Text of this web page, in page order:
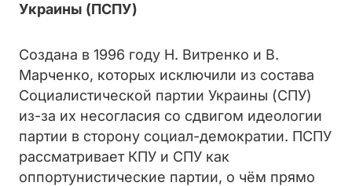
Украины (ПСПУ)
Создана в 1996 году Н. Витренко и В.
Марченко, которых исключили из состава
Социалистической партии Украины (СПУ)
из-за их несогласия со сдвигом идеологии
партии в сторону социал-демократии. ПСПУ
рассматривает КПУ и СПУ как
оппортунистические партии, о чём прямо